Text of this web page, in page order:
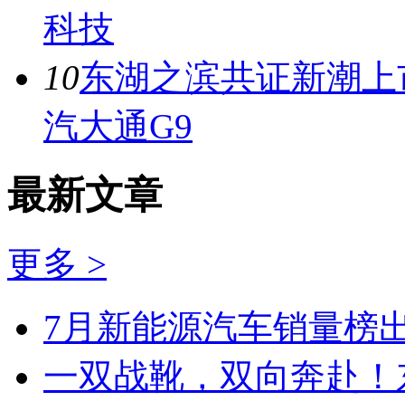
科技
10东湖之滨共证新潮
汽大通G9
最新文章
更多 >
7月新能源汽车销量榜
一双战靴，双向奔赴